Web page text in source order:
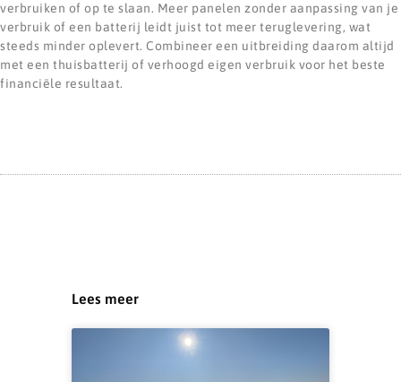
verbruiken of op te slaan. Meer panelen zonder aanpassing van je
verbruik of een batterij leidt juist tot meer teruglevering, wat
steeds minder oplevert. Combineer een uitbreiding daarom altijd
met een thuisbatterij of verhoogd eigen verbruik voor het beste
financiële resultaat.
Lees meer